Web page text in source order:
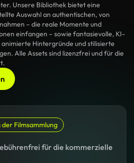
Unsere Bibliothek bietet eine
Auswahl an authentischen, von
– die reale Momente und
einfangen – sowie fantasievolle, KI-
Hintergründe und stilisierte
Alle Assets sind lizenzfrei und für die
Filmsammlung
für die kommerzielle